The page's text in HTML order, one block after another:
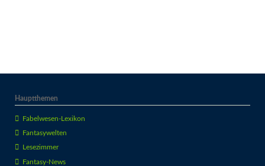
Hauptthemen
Fabelwesen-Lexikon
Fantasywelten
Lesezimmer
Fantasy-News